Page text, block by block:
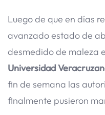
Luego de que en días
avanzado estado de
desmedido de maleza
Universidad
fin de semana las
finalmente pusieron